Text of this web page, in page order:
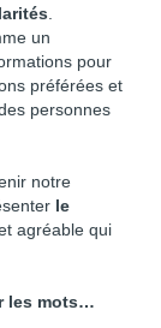
un
pour
préférées et
personnes
notre
le
agréable qui
les mots…